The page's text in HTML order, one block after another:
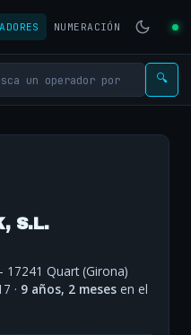
NUMERACIÓN
🔍
S.L.
17241 Quart (Girona)
· 9 años, 2 meses en el